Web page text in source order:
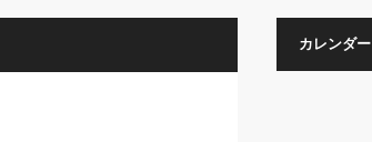
カレンダー